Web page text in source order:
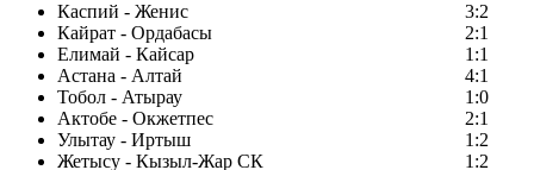
Каспий - Женис
3:2
Кайрат - Ордабасы
2:1
Елимай - Кайсар
1:1
Астана - Алтай
4:1
Тобол - Атырау
1:0
Актобе - Окжетпес
2:1
Улытау - Иртыш
1:2
Жетысу - Кызыл-Жар СК
1:2